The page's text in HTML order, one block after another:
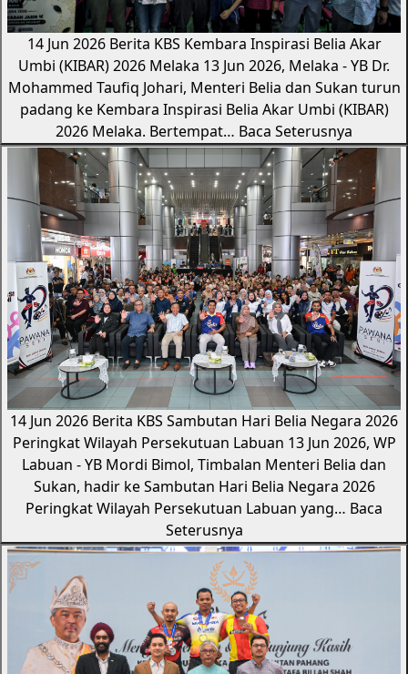
14 Jun 2026 Berita KBS Kembara Inspirasi Belia Akar
Umbi (KIBAR) 2026 Melaka 13 Jun 2026, Melaka - YB Dr.
Mohammed Taufiq Johari, Menteri Belia dan Sukan turun
padang ke Kembara Inspirasi Belia Akar Umbi (KIBAR)
2026 Melaka. Bertempat… Baca Seterusnya
14 Jun 2026 Berita KBS Sambutan Hari Belia Negara 2026
Peringkat Wilayah Persekutuan Labuan 13 Jun 2026, WP
Labuan - YB Mordi Bimol, Timbalan Menteri Belia dan
Sukan, hadir ke Sambutan Hari Belia Negara 2026
Peringkat Wilayah Persekutuan Labuan yang… Baca
Seterusnya